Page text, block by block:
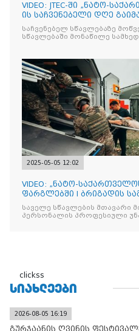
VIDEO: JTEC-ში „ნატო-
ის საჩვენებელი დღე
საჩვენებელ სწავლებაზე
სწავლებაში მონაწილე
2025-05-05 12:02
VIDEO: „ნატო-
ფარგლებში I ბრიგადის
საველე ჰოსპიტალის
საველე სწავლების მთავარი
პერსონალის პროფესიული
clickss
ᲡᲘᲐᲮᲚᲔᲔᲑᲘ
2026-08-05 16:19
გურჯაანის ღვინის